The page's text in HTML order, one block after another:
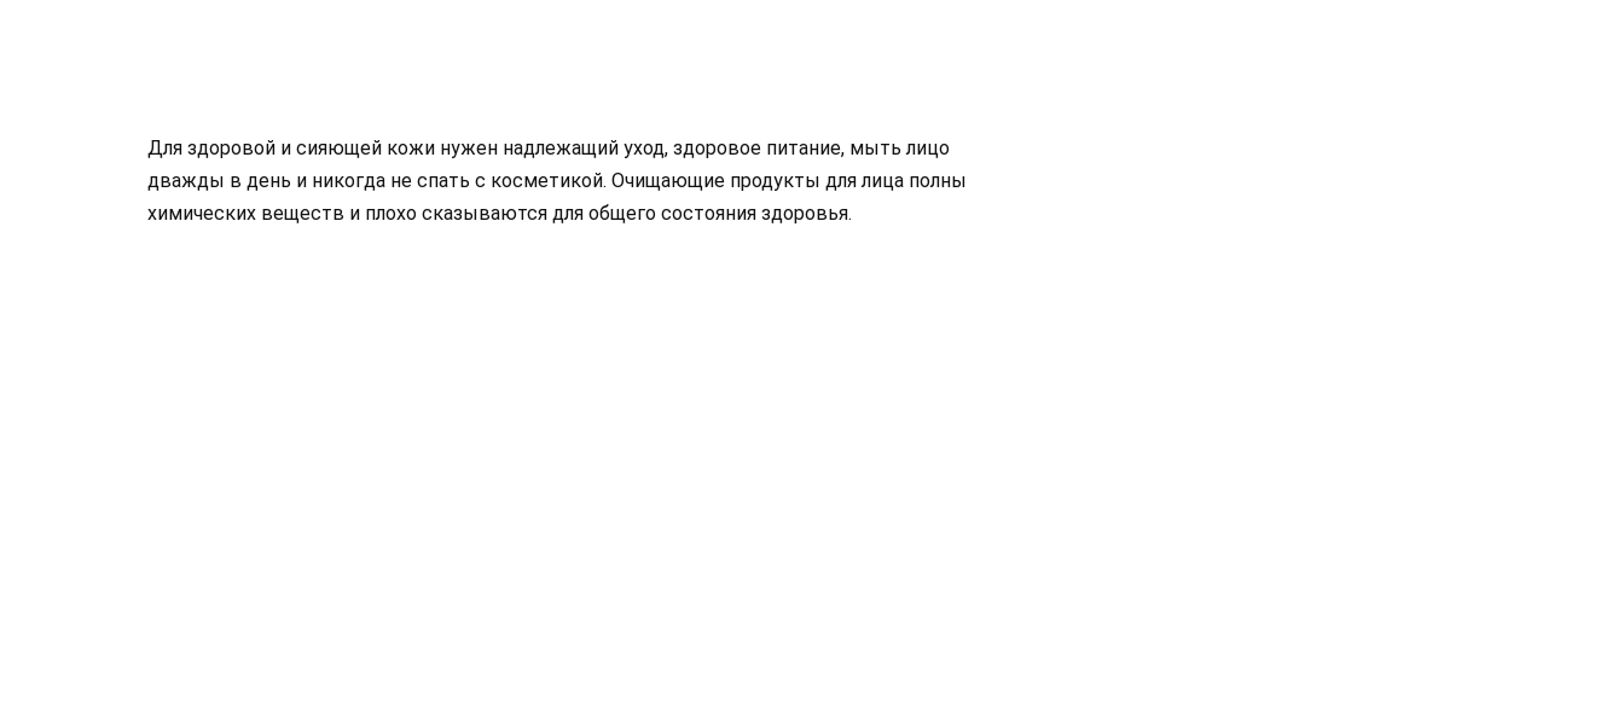
Для здоровой и сияющей кожи нужен надлежащий уход, здоровое питание, мыть лицо
дважды в день и никогда не спать с косметикой. Очищающие продукты для лица полны
химических веществ и плохо сказываются для общего состояния здоровья.